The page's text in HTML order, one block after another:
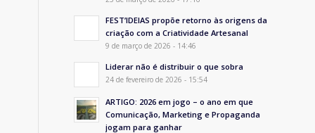
FEST’IDEIAS propõe retorno às origens da
criação com a Criatividade Artesanal
9 de março de 2026 - 14:46
Liderar não é distribuir o que sobra
24 de fevereiro de 2026 - 15:54
ARTIGO: 2026 em jogo – o ano em que
Comunicação, Marketing e Propaganda
jogam para ganhar